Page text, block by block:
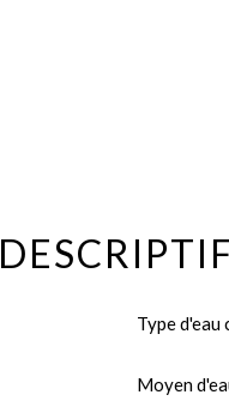
DESCRIPTIF
Type d'eau
Moyen